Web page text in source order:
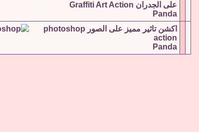
على الجدران Graffiti Art Action
Panda
اكشن تاثير مميز على الصور photoshop
action
Panda